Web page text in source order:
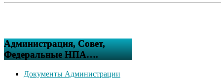
Администрация, Совет,
Федеральные НПА….
Документы Администрации